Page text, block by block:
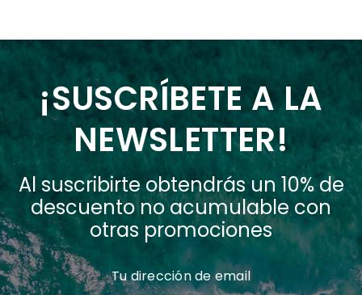
¡SUSCRÍBETE A LA
NEWSLETTER!
Al suscribirte obtendrás un 10% de
descuento no acumulable con
otras promociones